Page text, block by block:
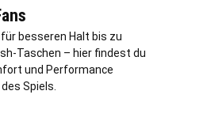
besseren Halt bis zu
Taschen – hier findest du
und Performance
Spiels.